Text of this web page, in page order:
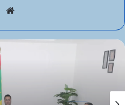
الأخبار